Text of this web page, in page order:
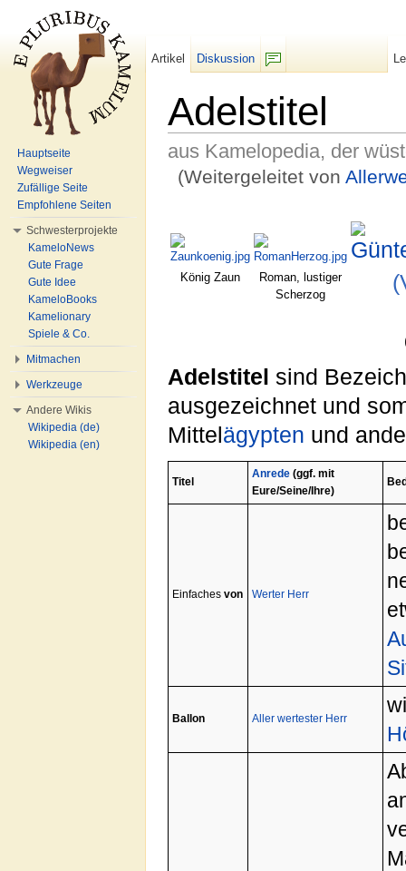
Adelstitel
aus Kamelopedia, der
(Weitergeleitet von
König Zaun
Roman, lustiger
Scherzog
Adelstitel sind
ausgezeichnet und
Mittelägypten und
Titel
Anrede (ggf. mit
Eure/Seine/Ihre)
Einfaches von Werter Herr
Ballon Aller wertester Herr
Artikel
Diskussion
Hauptseite
Wegweiser
Zufällige Seite
Empfohlene Seiten
Schwesterprojekte
KameloNews
Gute Frage
Gute Idee
KameloBooks
Kamelionary
Spiele & Co.
Mitmachen
Werkzeuge
Andere Wikis
Wikipedia (de)
Wikipedia (en)